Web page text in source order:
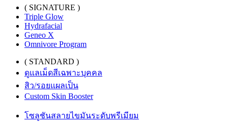
( SIGNATURE )
Triple Glow
Hydrafacial
Geneo X
Omnivore Program
( STANDARD )
ดูแลเม็ดสีเฉพาะบุคคล
สิว/รอยแผลเป็น
Custom Skin Booster
โซลูชันสลายไขมันระดับพรีเมียม